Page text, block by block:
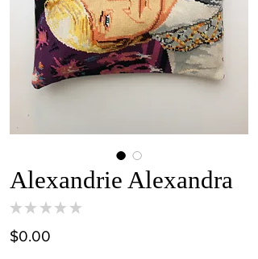
Alexandrie Alexandra
★ ★ ★ ★ ★
$0.00